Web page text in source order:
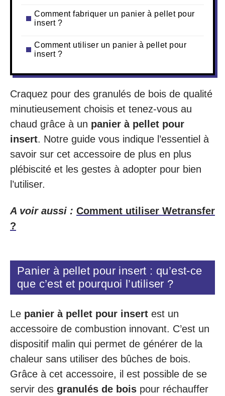
Comment fabriquer un panier à pellet pour
insert ?
Comment utiliser un panier à pellet pour
insert ?
Craquez pour des granulés de bois de qualité
minutieusement choisis et tenez-vous au
chaud grâce à un panier à pellet pour
insert. Notre guide vous indique l’essentiel à
savoir sur cet accessoire de plus en plus
plébiscité et les gestes à adopter pour bien
l’utiliser.
A voir aussi : Comment utiliser Wetransfer
?
Panier à pellet pour insert : qu’est-ce
que c’est et pourquoi l’utiliser ?
Le panier à pellet pour insert est un
accessoire de combustion innovant. C’est un
dispositif malin qui permet de générer de la
chaleur sans utiliser des bûches de bois.
Grâce à cet accessoire, il est possible de se
servir des granulés de bois pour réchauffer